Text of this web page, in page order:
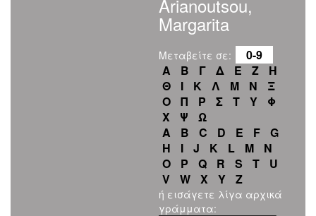
Arianoutsou,
Margarita
Μεταβείτε σε:
0-9
Α
Β Γ Δ Ε Ζ
Η
Θ
Ι Κ Λ Μ Ν
Ξ
Ο
Π Ρ Σ Τ Υ
Φ
Χ
Ψ
Ω
A
B C D E F
G
H
I J K L M
N
O
P Q R S T
U
V
W X Y Z
ή εισάγετε λίγα αρχικά
γράμματα: